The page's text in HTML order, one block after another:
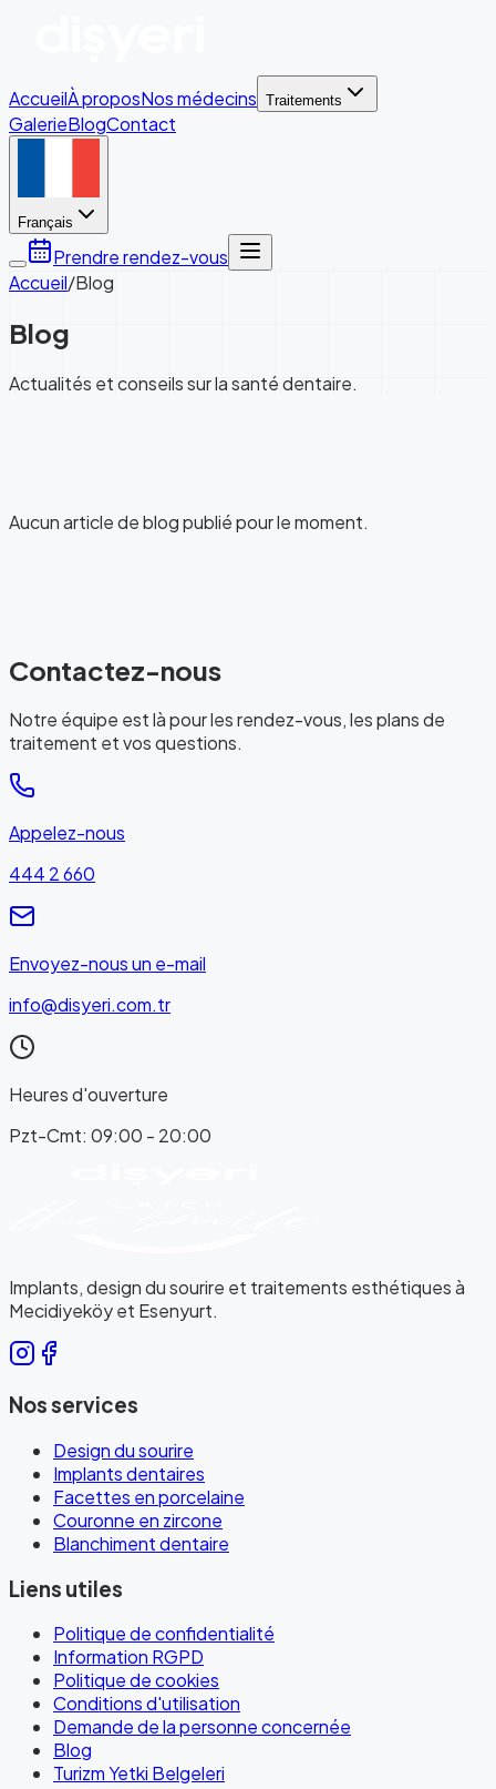
AccueilÀ proposNos médecins Traitements
GalerieBlogContact
Français
Prendre rendez-vous
Accueil/Blog
Blog
Actualités et conseils sur la santé dentaire.
Aucun article de blog publié pour le moment.
Contactez-nous
Notre équipe est là pour les rendez-vous, les plans de
traitement et vos questions.
Appelez-nous
444 2 660
Envoyez-nous un e-mail
info@disyeri.com.tr
Heures d'ouverture
Pzt-Cmt: 09:00 - 20:00
Implants, design du sourire et traitements esthétiques à
Mecidiyeköy et Esenyurt.
Nos services
Design du sourire
Implants dentaires
Facettes en porcelaine
Couronne en zircone
Blanchiment dentaire
Liens utiles
Politique de confidentialité
Information RGPD
Politique de cookies
Conditions d'utilisation
Demande de la personne concernée
Blog
Turizm Yetki Belgeleri